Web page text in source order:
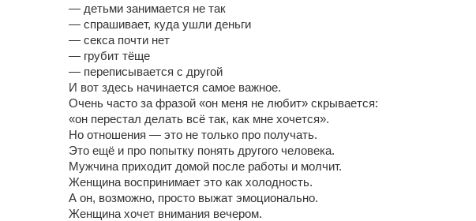
— детьми занимается не так
— спрашивает, куда ушли деньги
— секса почти нет
— грубит тёще
— переписывается с другой
И вот здесь начинается самое важное.
Очень часто за фразой «он меня не любит» скрывается:
«он перестал делать всё так, как мне хочется».
Но отношения — это не только про получать.
Это ещё и про попытку понять другого человека.
Мужчина приходит домой после работы и молчит.
Женщина воспринимает это как холодность.
А он, возможно, просто выжат эмоционально.
Женщина хочет внимания вечером.